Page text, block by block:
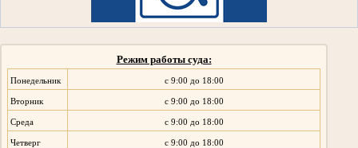
Режим работы суда:
Понедельник с 9:00 до 18:00
Вторник с 9:00 до 18:00
Среда с 9:00 до 18:00
Четверг с 9:00 до 18:00